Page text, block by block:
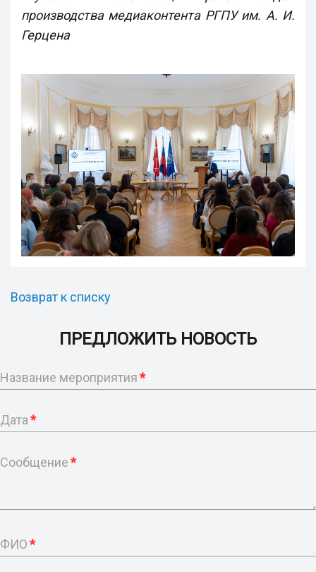
производства медиаконтента РГПУ им. А. И.
Герцена
Возврат к списку
ПРЕДЛОЖИТЬ НОВОСТЬ
Название мероприятия*
Дата*
Сообщение*
ФИО*